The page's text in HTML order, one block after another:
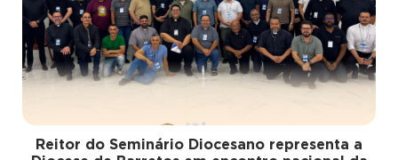
Reitor do Seminário Diocesano representa a